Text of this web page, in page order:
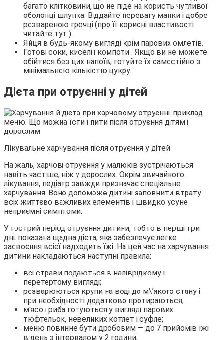
багато клітковини, що не піде на користь чутливої
оболонці шлунка. Віддайте перевагу манки і добре
розвареною гречці (про її корисні властивості
читайте тут ).
Яйця в будь-якому вигляді крім парових омлетів.
Готові соки, киселі і компоти . Якщо ви не можете
обійтися без цих напоїв, готуйте їх самостійно з
мінімальною кількістю цукру.
Дієта при отруєнні у дітей
Лікувальне харчування після отруєння у дітей
На жаль, харчові отруєння у малюків зустрічаються
навіть частіше, ніж у дорослих. Окрім звичайного
лікування, педіатр завжди призначає спеціальне
харчування. Воно допоможе дитині заповнити втрату
всіх життєво важливих елементів і швидко усуне
неприємні симптоми.
У гострий період отруєння дитини, тобто в перші три
дні, показана щадна дієта, яка забезпечує легке
засвоєння всієї надходить їжі. На цей час на харчування
дитини накладаються наступні правила:
всі страви подаються в напіврідкому і
перетертому вигляді;
розварюються крупи на воді до м\’якого стану і
при необхідності додатково протираються;
м’ясо і риба готуються у вигляді парових
тюфтельок, невеликих котлет і суфле;
меню повинне бути дробовим — до 7 прийомів їжі
в день з інтервалом у 2 години;